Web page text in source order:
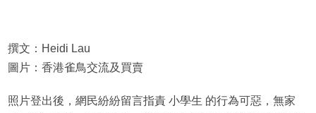
撰文：Heidi Lau
圖片：香港雀鳥交流及買賣
照片登出後，網民紛紛留言指責 小學生 的行為可惡，無家